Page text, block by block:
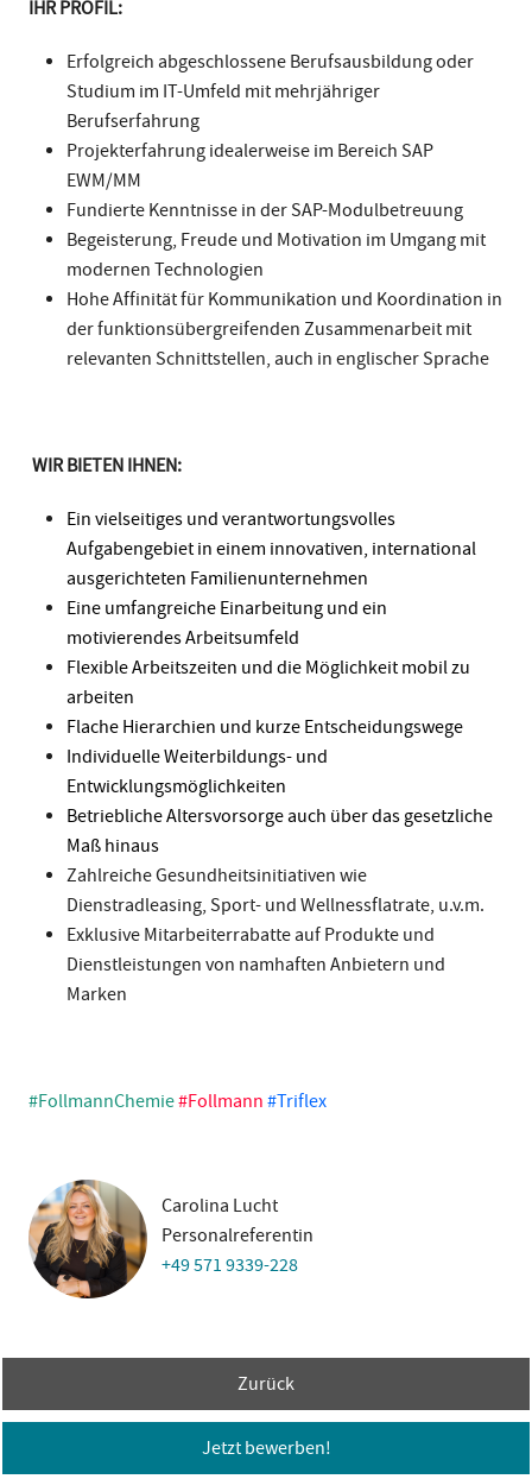
IHR PROFIL:
Erfolgreich abgeschlossene Berufsausbildung oder
Studium im IT-Umfeld mit mehrjähriger
Berufserfahrung
Projekterfahrung idealerweise im Bereich SAP
EWM/MM
Fundierte Kenntnisse in der SAP-Modulbetreuung
Begeisterung, Freude und Motivation im Umgang mit
modernen Technologien
Hohe Affinität für Kommunikation und Koordination in
der funktionsübergreifenden Zusammenarbeit mit
relevanten Schnittstellen, auch in englischer Sprache
WIR BIETEN IHNEN:
Ein vielseitiges und verantwortungsvolles
Aufgabengebiet in einem innovativen, international
ausgerichteten Familienunternehmen
Eine umfangreiche Einarbeitung und ein
motivierendes Arbeitsumfeld
Flexible Arbeitszeiten und die Möglichkeit mobil zu
arbeiten
Flache Hierarchien und kurze Entscheidungswege
Individuelle Weiterbildungs- und
Entwicklungsmöglichkeiten
Betriebliche Altersvorsorge auch über das gesetzliche
Maß hinaus
Zahlreiche Gesundheitsinitiativen wie
Dienstradleasing, Sport- und Wellnessflatrate, u.v.m.
Exklusive Mitarbeiterrabatte auf Produkte und
Dienstleistungen von namhaften Anbietern und
Marken
#FollmannChemie#Follmann #Triflex
Carolina Lucht
Personalreferentin
+49 571 9339-228
Zurück
Jetzt bewerben!